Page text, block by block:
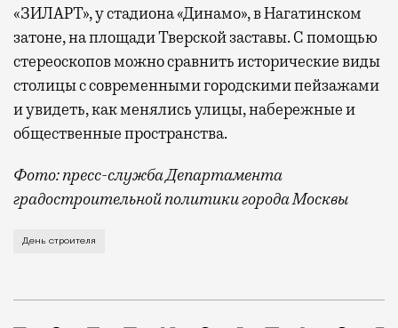
«ЗИЛАРТ», у стадиона «Динамо», в Нагатинском
затоне, на площади Тверской заставы. С помощью
стереоскопов можно сравнить исторические виды
столицы с современными городскими пейзажами
и увидеть, как менялись улицы, набережные и
общественные пространства.
Фото: пресс-служба Департамента
градостроительной политики города Москвы
В этом году профессиональный праздник День
День строителя